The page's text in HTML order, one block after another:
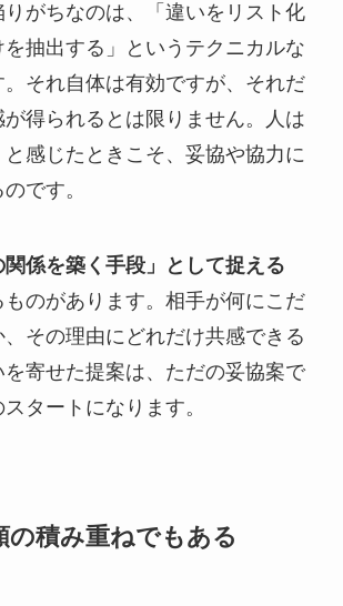
がちなのは、「違いをリスト化
を抽出する」というテクニカルな
それ自体は有効ですが、それだ
得られるとは限りません。人は
と感じたときこそ、妥協や協力に
です。
係を築く手段」として捉える
ものがあります。相手が何にこだ
その理由にどれだけ共感できる
寄せた提案は、ただの妥協案で
タートになります。
の積み重ねでもある